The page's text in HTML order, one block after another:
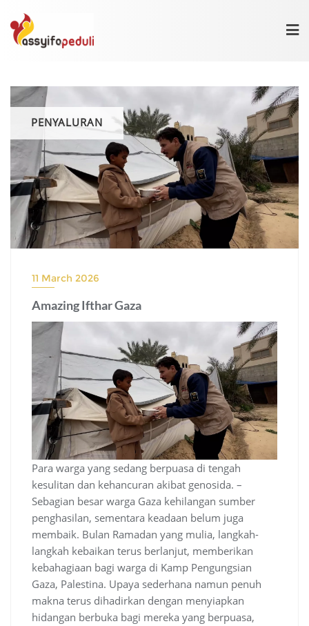
content
PENYALURAN
11 March 2026
Amazing Ifthar Gaza
Para warga yang sedang berpuasa di tengah
kesulitan dan kehancuran akibat genosida. –
Sebagian besar warga Gaza kehilangan sumber
penghasilan, sementara keadaan belum juga
membaik. Bulan Ramadan yang mulia, langkah-
langkah kebaikan terus berlanjut, memberikan
kebahagiaan bagi warga di Kamp Pengungsian
Gaza, Palestina. Upaya sederhana namun penuh
makna terus dihadirkan dengan menyiapkan
hidangan berbuka bagi mereka yang berpuasa,